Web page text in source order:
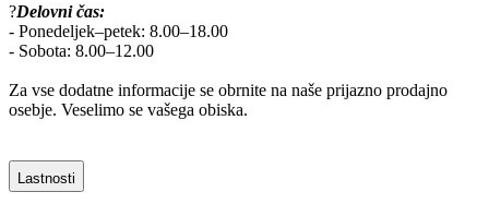
?Delovni čas:
- Ponedeljek–petek: 8.00–18.00
- Sobota: 8.00–12.00
Za vse dodatne informacije se obrnite na naše prijazno prodajno
osebje. Veselimo se vašega obiska.
Lastnosti